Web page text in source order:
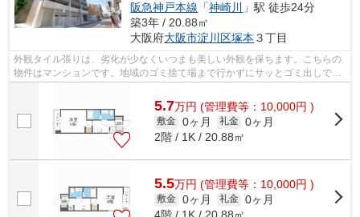
阪急神戸本線 「神崎川
」駅 徒歩24分
築3年 / 20.88㎡
大阪府大阪市淀川区塚本 ３丁目
外観タイル張りは、劣化が少なくいつまも美しい外観を保ちます。こちらの
物件はマンションです。地域のゴミ捨て場まで行かずにサッとゴミ出しでき
5.7万円 (管理費等：10,000円 )
敷金 0ヶ月 礼金 0ヶ月
2階 / 1K / 20.88㎡
5.5万円 (管理費等：10,000円 )
敷金 0ヶ月 礼金 0ヶ月